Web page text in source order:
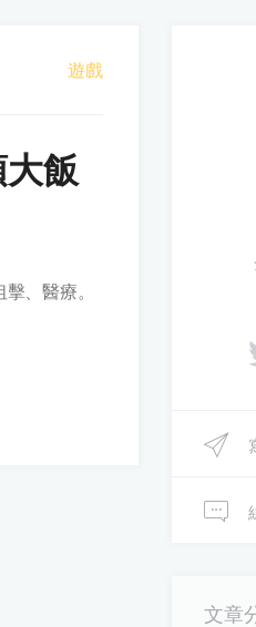
遊戲
飯
、醫療。
文章